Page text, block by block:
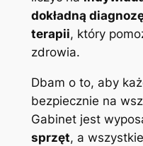
dokładną
terapii, który
zdrowia.
Dbam o to, aby
bezpiecznie na
Gabinet jest
sprzęt, a